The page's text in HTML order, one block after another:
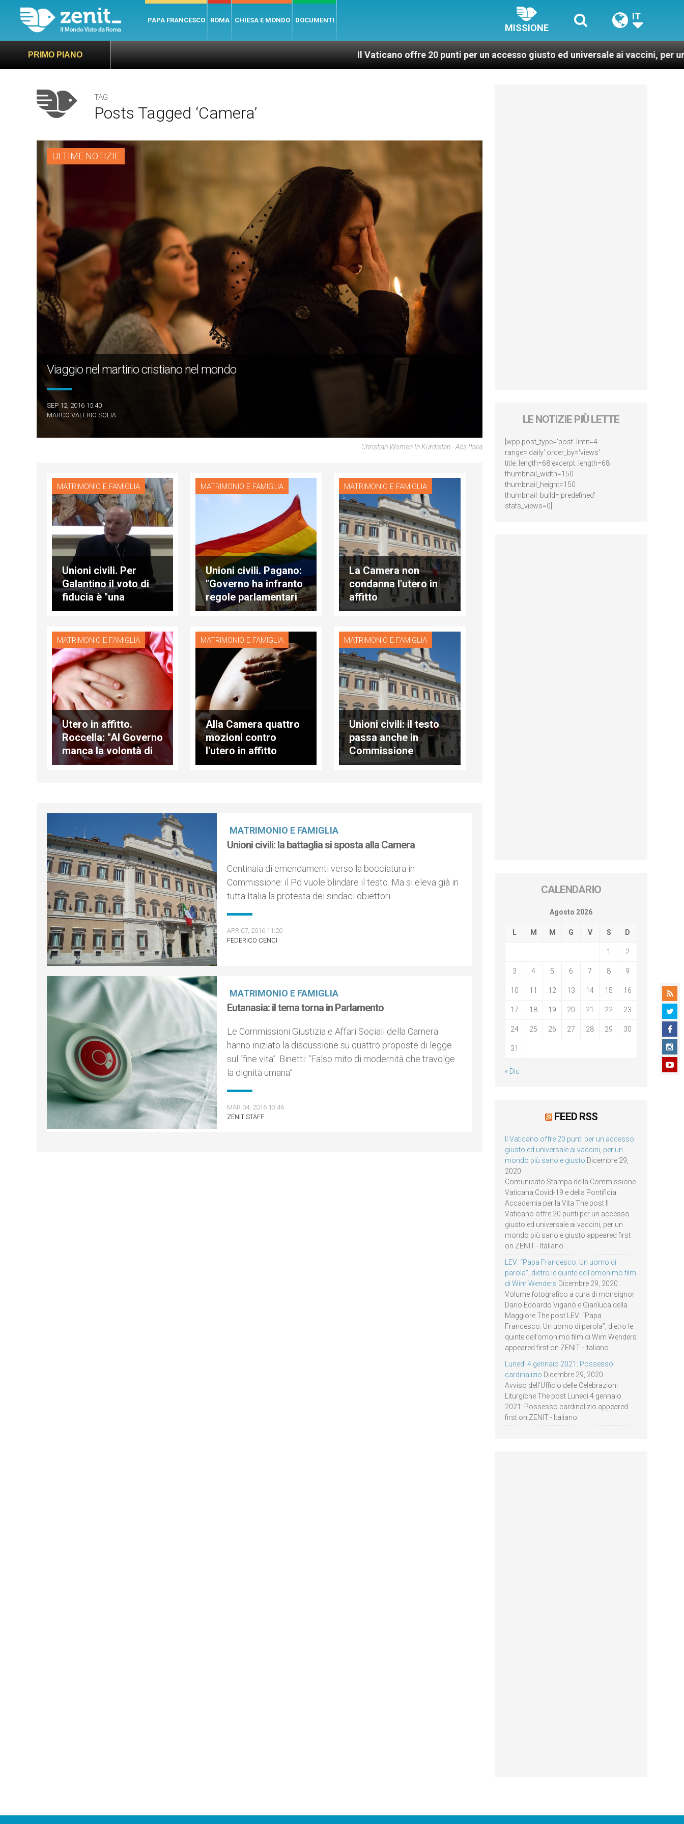
PAPA FRANCESCO ROMA CHIESA E MONDO DOCUMENTI
MISSIONE
IT
PRIMO PIANO Il Vaticano offre 20 punti per un accesso giusto ed universale ai vaccini, per un mondo più sano
TAG
Posts Tagged ‘camera’
ULTIME NOTIZIE
Viaggio nel martirio cristiano nel mondo
SEP 12, 2016 15:40
MARCO VALERIO SOLIA
Christian Women In Kurdistan - Acs Italia
MATRIMONIO E FAMIGLIA
Unioni civili. Per
Galantino il voto di
fiducia è "una
sconfitta per tutti"
MATRIMONIO E FAMIGLIA
Unioni civili. Pagano:
"Governo ha infranto
regole parlamentari
per compiacere lobby
MATRIMONIO E FAMIGLIA
La Camera non
condanna l'utero in
affitto
MATRIMONIO E FAMIGLIA
Utero in affitto.
Roccella: "Al Governo
manca la volontà di
contrastarlo"
MATRIMONIO E FAMIGLIA
Alla Camera quattro
mozioni contro
l'utero in affitto
MATRIMONIO E FAMIGLIA
Unioni civili: il testo
passa anche in
Commissione
Giustizia della
MATRIMONIO E FAMIGLIA
Unioni civili: la battaglia si sposta alla Camera
Centinaia di emendamenti verso la bocciatura in
Commissione: il Pd vuole blindare il testo. Ma si eleva già in
tutta Italia la protesta dei sindaci obiettori
APR 07, 2016 11:20
FEDERICO CENCI
MATRIMONIO E FAMIGLIA
Eutanasia: il tema torna in Parlamento
Le Commissioni Giustizia e Affari Sociali della Camera
hanno iniziato la discussione su quattro proposte di legge
sul “fine vita”. Binetti: “Falso mito di modernità che travolge
la dignità umana”
MAR 04, 2016 13:46
ZENIT STAFF
LE NOTIZIE PIÙ LETTE
[wpp post_type='post' limit=4
range='daily' order_by='views'
title_length=68 excerpt_length=68
thumbnail_width=150
thumbnail_height=150
thumbnail_build='predefined'
stats_views=0]
CALENDARIO
Agosto 2026
L M M G V S D
1 2
3 4 5 6 7 8 9
10 11 12 13 14 15 16
17 18 19 20 21 22 23
24 25 26 27 28 29 30
31
« Dic
FEED RSS
Il Vaticano offre 20 punti per un accesso
giusto ed universale ai vaccini, per un
mondo più sano e giusto Dicembre 29,
2020
Comunicato Stampa della Commissione
Vaticana Covid-19 e della Pontificia
Accademia per la Vita The post Il
Vaticano offre 20 punti per un accesso
giusto ed universale ai vaccini, per un
mondo più sano e giusto appeared first
on ZENIT - Italiano.
LEV: “Papa Francesco. Un uomo di
parola”, dietro le quinte dell’omonimo film
di Wim Wenders Dicembre 29, 2020
Volume fotografico a cura di monsignor
Dario Edoardo Viganò e Gianluca della
Maggiore The post LEV: “Papa
Francesco. Un uomo di parola”, dietro le
quinte dell’omonimo film di Wim Wenders
appeared first on ZENIT - Italiano.
Lunedì 4 gennaio 2021: Possesso
cardinalizio Dicembre 29, 2020
Avviso dell’Ufficio delle Celebrazioni
Liturgiche The post Lunedì 4 gennaio
2021: Possesso cardinalizio appeared
first on ZENIT - Italiano.